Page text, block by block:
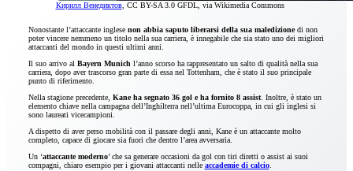
Кирилл Венедиктов, CC BY-SA 3.0 GFDL, via Wikimedia Commons
Nonostante l’attaccante inglese non abbia saputo liberarsi della sua maledizionedi non
poter vincere nemmeno un titolo nella sua carriera, è innegabile che sia stato uno dei migliori
attaccanti del mondo in questi ultimi anni.
Il suo arrivo al Bayern Munich l’anno scorso ha rappresentato un salto di qualità nella sua
carriera, dopo aver trascorso gran parte di essa nel Tottenham, che è stato il suo principale
punto di riferimento.
Nella stagione precedente, Kane ha segnato 36 gol e ha fornito 8 assist. Inoltre, è stato un
elemento chiave nella campagna dell’Inghilterra nell’ultima Eurocoppa, in cui gli inglesi si
sono laureati vicecampioni.
A dispetto di aver perso mobilità con il passare degli anni, Kane è un attaccante molto
completo, capace di giocare sia fuori che dentro l’area avversaria.
Un ‘attaccante moderno’ che sa generare occasioni da gol con tiri diretti o assist ai suoi
compagni, chiaro esempio per i giovani attaccanti nelle accademie di calcio.